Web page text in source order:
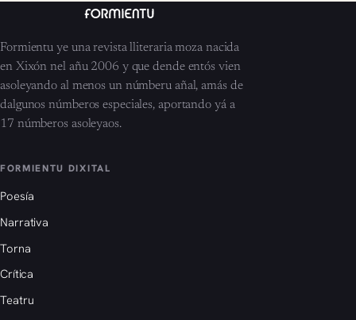
Formientu ye una revista lliteraria moza nacida
en Xixón nel añu 2006 y que dende entós vien
asoleyando al menos un númberu añal, amás de
dalgunos númberos especiales, aportando yá a
17 númberos asoleyaos.
FORMIENTU DIXITAL
Poesía
Narrativa
Torna
Crítica
Teatru